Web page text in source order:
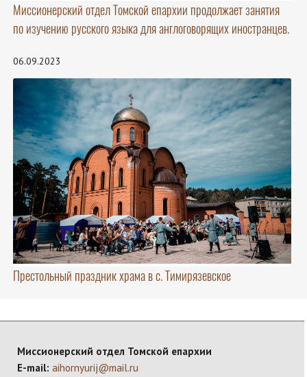
Миссионерский отдел Томской епархии продолжает занятия
по изучению русского языка для англоговорящих иностранцев.
06.09.2023
Престольный праздник храма в с. Тимирязевское
Миссионерский отдел Томской епархии
E-mail: aihornyurij@mail.ru